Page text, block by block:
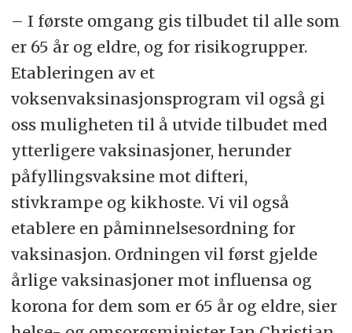
– I første omgang gis tilbudet til alle som
er 65 år og eldre, og for risikogrupper.
Etableringen av et
voksenvaksinasjonsprogram vil også gi
oss muligheten til å utvide tilbudet med
ytterligere vaksinasjoner, herunder
påfyllingsvaksine mot difteri,
stivkrampe og kikhoste. Vi vil også
etablere en påminnelsesordning for
vaksinasjon. Ordningen vil først gjelde
årlige vaksinasjoner mot influensa og
korona for dem som er 65 år og eldre, sier